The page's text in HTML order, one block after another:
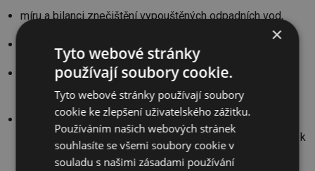
míru a bilanci znečištění vypouštěných odpadních vod,
způsob stanovení ceny a způsob jejího zveřejnění,
způsob fakturace, včetně případných záloh, a způsob
v případě, že vlastník kanalizace je odlišný od
provozovatele, specifikaci jejich odpovědnosti ve vztahu k
odběrateli v souladu se smlouvou podle § 8 odst. 2
×
Tyto webové stránky
používají soubory cookie.
Tyto webové stránky používají soubory
cookie ke zlepšení uživatelského zážitku.
Používáním našich webových stránek
souhlasíte se všemi soubory cookie v
souladu s našimi zásadami používání